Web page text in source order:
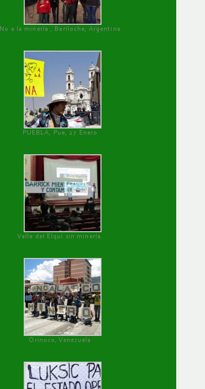
No a la minería , Bariloche, Argentina
PUEBLA, Pue, 27 Enero
Valle del Elqui sin minería.
Orinoco, Venezuela